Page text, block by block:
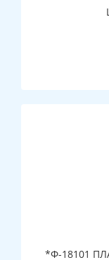
*Ф-18101